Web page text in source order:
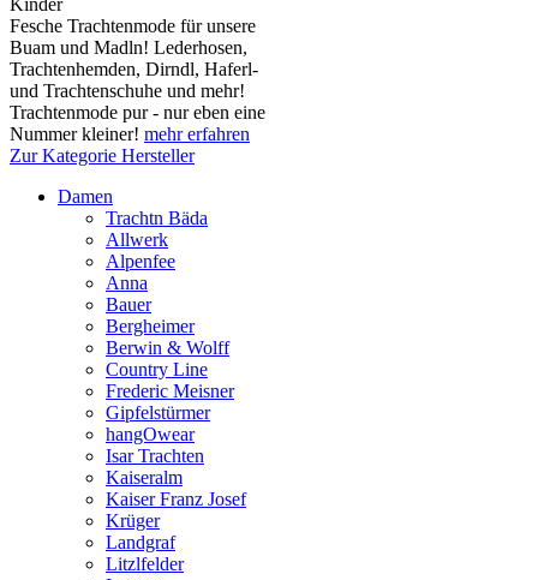
Kinder
Fesche Trachtenmode für unsere
Buam und Madln! Lederhosen,
Trachtenhemden, Dirndl, Haferl-
und Trachtenschuhe und mehr!
Trachtenmode pur - nur eben eine
Nummer kleiner! mehr erfahren
Zur Kategorie Hersteller
Damen
Trachtn Bäda
Allwerk
Alpenfee
Anna
Bauer
Bergheimer
Berwin & Wolff
Country Line
Frederic Meisner
Gipfelstürmer
hangOwear
Isar Trachten
Kaiseralm
Kaiser Franz Josef
Krüger
Landgraf
Litzlfelder